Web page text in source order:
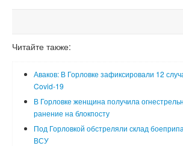
Читайте также:
Аваков: В Горловке зафиксировали 12
Covid-19
В Горловке женщина получила
ранение на блокпосту
Под Горловкой обстреляли склад
ВСУ